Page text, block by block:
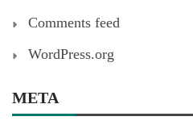
Comments feed
WordPress.org
META